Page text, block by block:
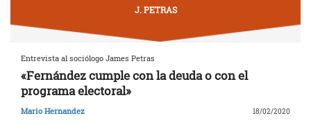
J. PETRAS
Entrevista al sociólogo James Petras
«Fernández cumple con la deuda o con el
programa electoral»
Mario Hernandez 18/02/2020